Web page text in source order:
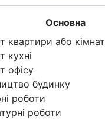
Основна
квартири або
кухні
офісу
будинку
роботи
роботи